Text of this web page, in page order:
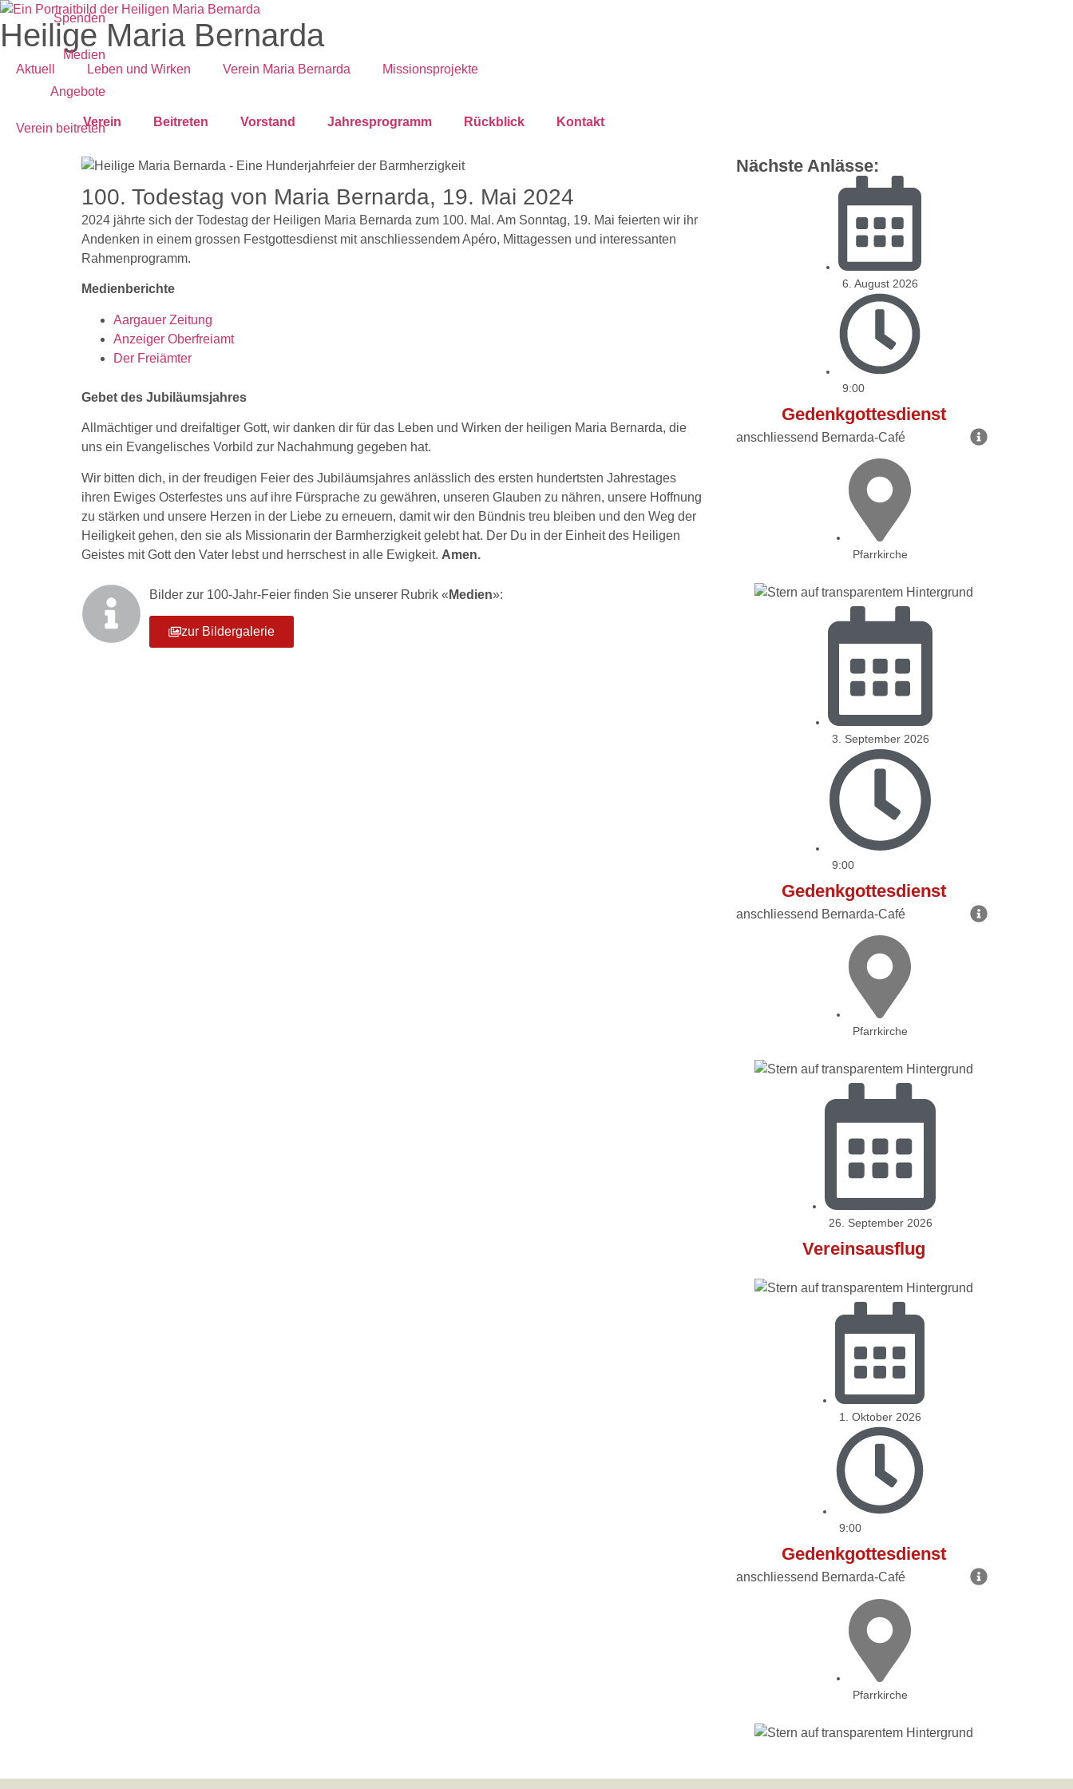
Spenden
Medien
Angebote
Verein beitreten
Heilige Maria Bernarda
Aktuell Leben und Wirken Verein Maria Bernarda Missionsprojekte
Verein Beitreten Vorstand Jahresprogramm Rückblick Kontakt
100. Todestag von Maria Bernarda, 19. Mai 2024
2024 jährte sich der Todestag der Heiligen Maria Bernarda zum 100. Mal. Am Sonntag, 19. Mai feierten wir ihr
Andenken in einem grossen Festgottesdienst mit anschliessendem Apéro, Mittagessen und interessanten
Rahmenprogramm.
Medienberichte
Aargauer Zeitung
Anzeiger Oberfreiamt
Der Freiämter
Gebet des Jubiläumsjahres
Allmächtiger und dreifaltiger Gott, wir danken dir für das Leben und Wirken der heiligen Maria Bernarda, die
uns ein Evangelisches Vorbild zur Nachahmung gegeben hat.
Wir bitten dich, in der freudigen Feier des Jubiläumsjahres anlässlich des ersten hundertsten Jahrestages
ihren Ewiges Osterfestes uns auf ihre Fürsprache zu gewähren, unseren Glauben zu nähren, unsere Hoffnung
zu stärken und unsere Herzen in der Liebe zu erneuern, damit wir den Bündnis treu bleiben und den Weg der
Heiligkeit gehen, den sie als Missionarin der Barmherzigkeit gelebt hat. Der Du in der Einheit des Heiligen
Geistes mit Gott den Vater lebst und herrschest in alle Ewigkeit. Amen.
Bilder zur 100-Jahr-Feier finden Sie unserer Rubrik « Medien»:
zur Bildergalerie
Nächste Anlässe:
6. August 2026
9:00
Gedenkgottesdienst
anschliessend Bernarda-Café
Pfarrkirche
3. September 2026
9:00
Gedenkgottesdienst
anschliessend Bernarda-Café
Pfarrkirche
26. September 2026
Vereinsausflug
1. Oktober 2026
9:00
Gedenkgottesdienst
anschliessend Bernarda-Café
Pfarrkirche